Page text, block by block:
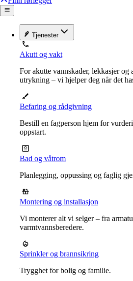
Tjenester
Akutt og vakt
For akutte vannskader, lekkasjer og
utrykning – vi hjelper deg når det
Befaring og rådgivning
Bestill en fagperson hjem for
oppstart.
Bad og våtrom
Planlegging, oppussing og faglig
Montering og installasjon
Vi monterer alt vi selger – fra
varmtvannsberedere.
Sprinkler og brannsikring
Trygghet for bolig og familie.